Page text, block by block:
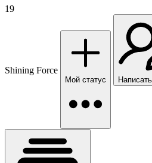
19
Shining Force
Мой статус